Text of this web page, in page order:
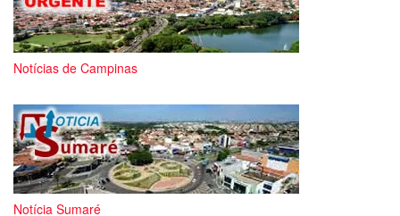
Notícias de Campinas
Notícia Sumaré